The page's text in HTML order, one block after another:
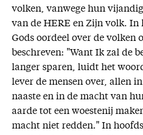
volken, vanwege hun
van de HERE en Zijn volk. In
Gods oordeel over de volken
beschreven: "Want Ik zal de
langer sparen, luidt het
lever de mensen over, allen
naaste en in de macht van
aarde tot een woestenij
macht niet redden." In